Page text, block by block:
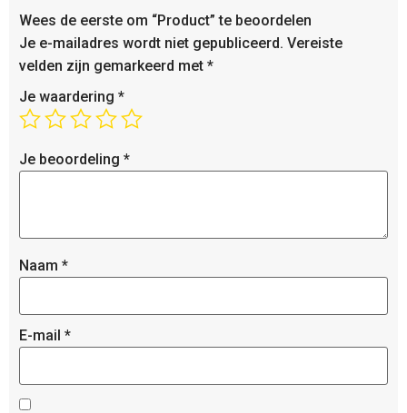
Wees de eerste om “Product” te beoordelen
Je e-mailadres wordt niet gepubliceerd. Vereiste
velden zijn gemarkeerd met *
Je waardering *
Je beoordeling *
Naam *
E-mail *